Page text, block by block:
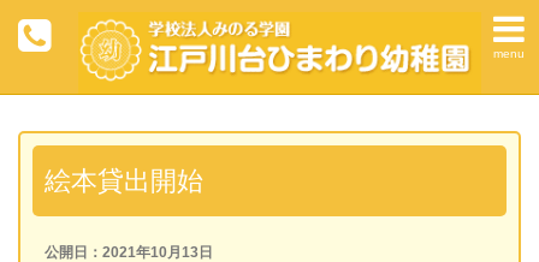
menu
絵本貸出開始
公開日：2021年10月13日